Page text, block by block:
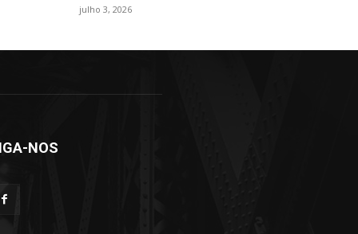
julho 3, 2026
NOS